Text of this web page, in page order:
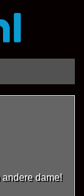
dame!